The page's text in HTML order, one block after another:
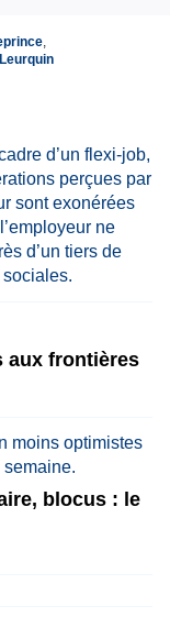
,
aux frontières
blocus : le